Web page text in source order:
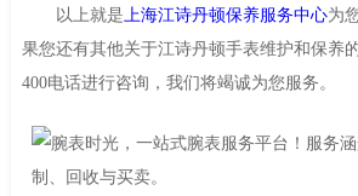
以上就是上海江诗丹顿保养服务中心为
果您还有其他关于江诗丹顿手表维护和保养
400电话进行咨询，我们将竭诚为您服务。